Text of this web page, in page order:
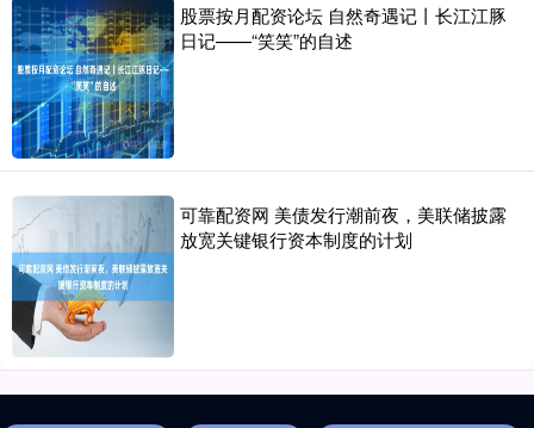
股票按月配资论坛 自然奇遇记丨长江江豚
日记——“笑笑”的自述
可靠配资网 美债发行潮前夜，美联储披露
放宽关键银行资本制度的计划